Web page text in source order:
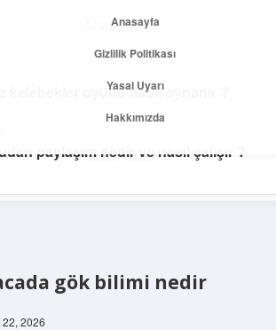
Anasayfa
Yasal Uyarı
Hakkımızda
Yolculuk ve İlham
gök bilimi nedir
2026
kelebekler oyunu nasıl oynanır ?
paylaşım nedir ve nasıl çalışır ?
Anasayfa
Gizlilik Politikası
Yasal Uyarı
Hakkımızda